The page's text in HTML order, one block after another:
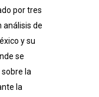
por tres
análisis de
y su
se
la
la